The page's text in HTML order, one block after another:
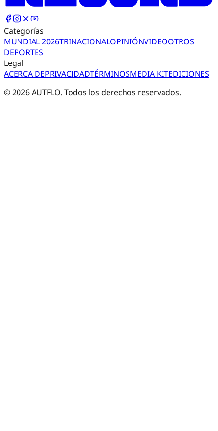
Categorías
MUNDIAL 2026TRINACIONALOPINIÓNVIDEOOTROS
DEPORTES
Legal
ACERCA DEPRIVACIDADTÉRMINOSMEDIA KITEDICIONES
©2026AUTFLO. Todos los derechos reservados.